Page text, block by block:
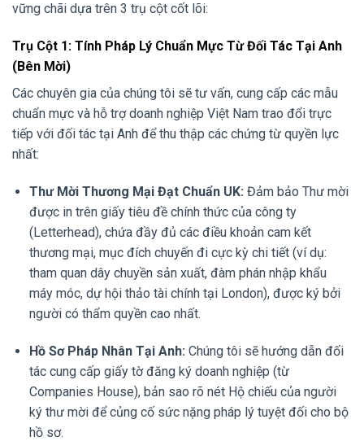
vững chãi dựa trên 3 trụ cột cốt lõi:
Trụ Cột 1: Tính Pháp Lý Chuẩn Mực Từ Đối Tác Tại Anh
(Bên Mời)
Các chuyên gia của chúng tôi sẽ tư vấn, cung cấp các mẫu
chuẩn mực và hỗ trợ doanh nghiệp Việt Nam trao đổi trực
tiếp với đối tác tại Anh để thu thập các chứng từ quyền lực
nhất:
Thư Mời Thương Mại Đạt Chuẩn UK: Đảm bảo Thư mời
được in trên giấy tiêu đề chính thức của công ty
(Letterhead), chứa đầy đủ các điều khoản cam kết
thương mại, mục đích chuyến đi cực kỳ chi tiết (ví dụ:
tham quan dây chuyền sản xuất, đàm phán nhập khẩu
máy móc, dự hội thảo tài chính tại London), được ký bởi
người có thẩm quyền cao nhất.
Hồ Sơ Pháp Nhân Tại Anh: Chúng tôi sẽ hướng dẫn đối
tác cung cấp giấy tờ đăng ký doanh nghiệp (từ
Companies House), bản sao rõ nét Hộ chiếu của người
ký thư mời để củng cố sức nặng pháp lý tuyệt đối cho bộ
hồ sơ.